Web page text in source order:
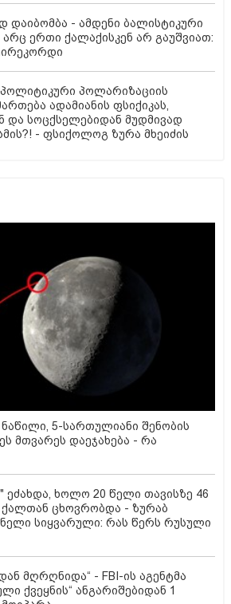
დაიბომბა - ამდენი ბალისტიკური
ერთი ქალაქისკენ არ გაუშვიათ:
პოლარიზაციის
ადამიანის ფსიქიკას,
და სოცქსელებიდან მუდმივად
- ფსიქოლოგ ზურა მხეიძის
ნაწილი, 5-სართულიანი შენობის
მთვარეს დაეჯახება - რა
ხოლო 20 წელი თავისზე 46
ცხოვრობდა - ზურაბ
სიყვარული: რას წერს რუსული
მღრღნიდა“ - FBI-ის აგენტმა
ქვეყნის“ ანგარიშებიდან 1